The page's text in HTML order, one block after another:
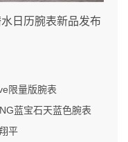
日历腕表新品发布
限量版腕表
蓝宝石天蓝色腕表
平